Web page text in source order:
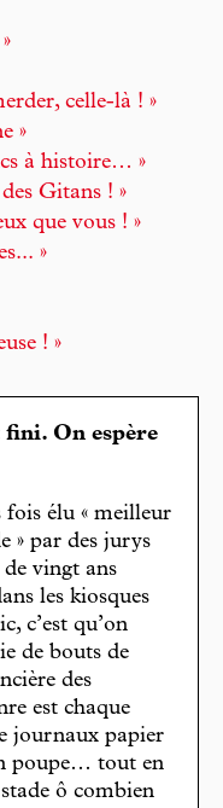
celle-là ! »
»
à histoire… »
Gitans ! »
que vous ! »
»
! »
On espère
fois élu « meilleur
» par des jurys
vingt ans
les kiosques
c’est qu’on
de bouts de
des
est chaque
journaux papier
poupe… tout en
ô combien